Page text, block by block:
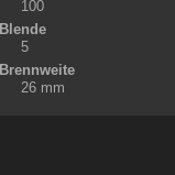
100
Blende
5
Brennweite
26 mm